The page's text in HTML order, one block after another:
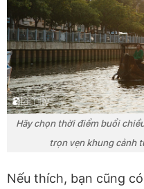
Hãy chọn thời điểm buổi
trọn vẹn khung cảnh
Nếu thích, bạn cũng